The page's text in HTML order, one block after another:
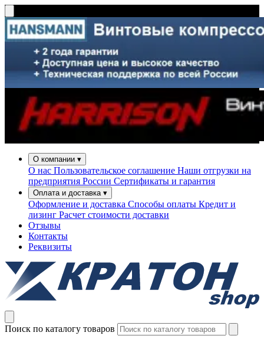
О компании ▾
О нас Пользовательское соглашение Наши отгрузки на
предприятия России Сертификаты и гарантия
Оплата и доставка ▾
Оформление и доставка Способы оплаты Кредит и
лизинг Расчет стоимости доставки
Отзывы
Контакты
Реквизиты
Поиск по каталогу товаров